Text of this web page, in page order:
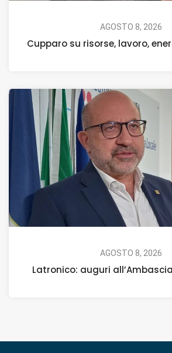
AGOSTO 8, 2026
Cupparo su risorse, lavoro,
AGOSTO 8, 2026
Latronico: auguri